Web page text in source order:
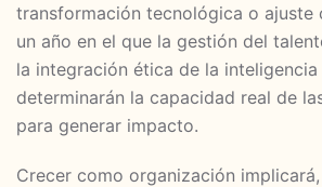
transformación tecnológica o ajuste
un año en el que la gestión del
la integración ética de la
determinarán la capacidad real de
para generar impacto.
Crecer como organización